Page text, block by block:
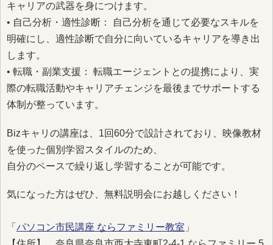
キャリアの武器を身につけます。
• 自己分析・適性診断： 自己分析を通じて必要なスキルを
明確にし、適性診断で自分に向いているキャリアを導き出
します。
• 転職・副業支援： 転職エージェントとの提携により、実
際の転職活動やキャリアチェンジを最後までサポートする
体制が整っています。
Bizキャリの講座は、1回60分で設計されており、映像教材
を使った個別学習スタイルのため、
自分のペースで繰り返し学習することが可能です。
気になった方はぜひ、無料説明会にお越しください！
「 パソコン市民講座 ならファミリー教室 」